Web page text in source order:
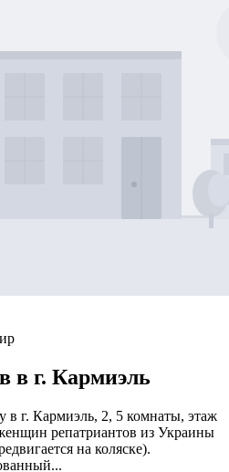
в г. Кармиэль
в г. Кармиэль, 2, 5 комнаты, этаж
репатриантов из Украины
на коляске).